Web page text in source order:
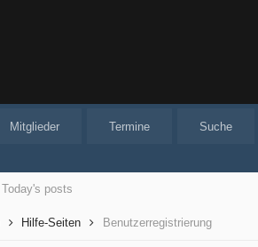
Mitglieder Termine Suche
Today's posts
Hilfe-Seiten Benutzerregistrierung